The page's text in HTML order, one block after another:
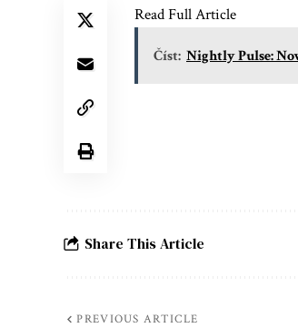
Read Full Article
Číst: Nightly Pulse:
Share This Article
PREVIOUS ARTICLE